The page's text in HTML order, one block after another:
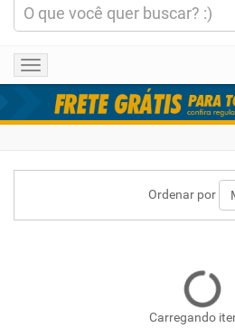
Toggle
navigation
Ordenar por
Carregando